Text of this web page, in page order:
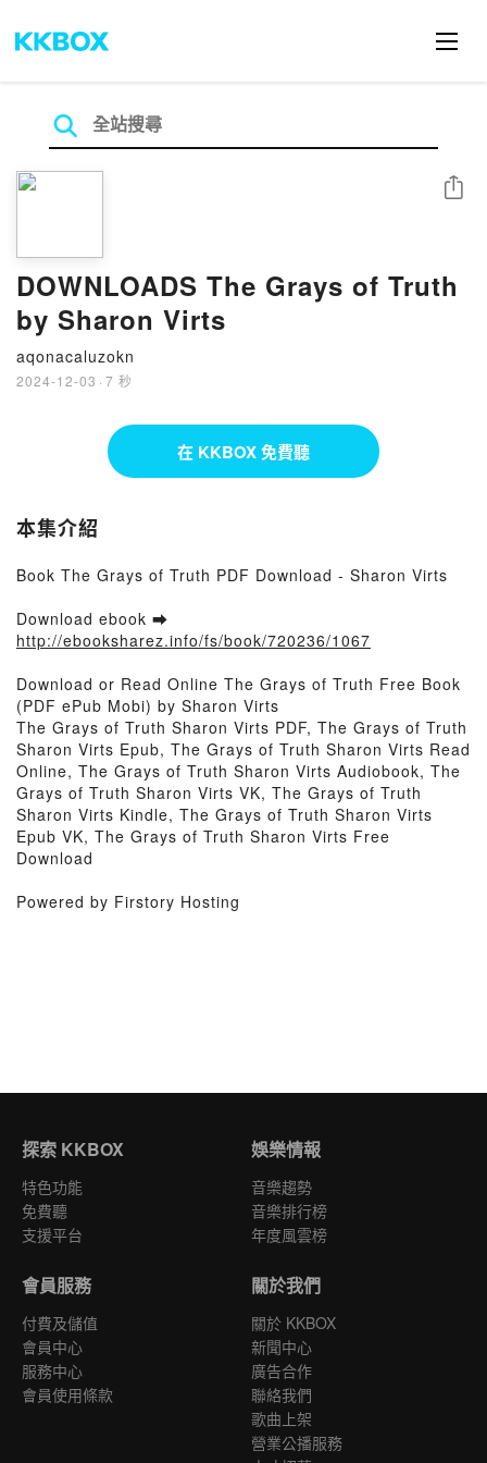
DOWNLOADS The Grays of Truth
by Sharon Virts
aqonacaluzokn
2024-12-03 · 7 秒
分享
在 KKBOX 免費聽
本集介紹
Book The Grays of Truth PDF Download - Sharon Virts
Download ebook ➡
http://ebooksharez.info/fs/book/720236/1067
Download or Read Online The Grays of Truth Free Book
(PDF ePub Mobi) by Sharon Virts
The Grays of Truth Sharon Virts PDF, The Grays of Truth
Sharon Virts Epub, The Grays of Truth Sharon Virts Read
Online, The Grays of Truth Sharon Virts Audiobook, The
Grays of Truth Sharon Virts VK, The Grays of Truth
Sharon Virts Kindle, The Grays of Truth Sharon Virts
Epub VK, The Grays of Truth Sharon Virts Free
Download
Powered by Firstory Hosting
探索 KKBOX
特色功能
免費聽
支援平台
娛樂情報
音樂趨勢
音樂排行榜
年度風雲榜
會員服務
付費及儲值
會員中心
服務中心
會員使用條款
關於我們
關於 KKBOX
新聞中心
廣告合作
聯絡我們
歌曲上架
營業公播服務